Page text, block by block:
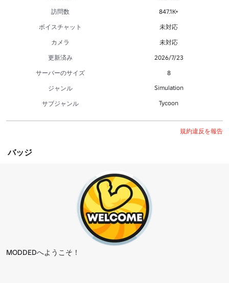
訪問数
847.1K+
ボイスチャット
未対応
カメラ
未対応
更新済み
2026/7/23
サーバーのサイズ
8
ジャンル
Simulation
サブジャンル Tycoon
規約違反を報告
バッジ
MODDEDへようこそ！